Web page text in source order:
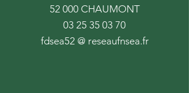
52 000 CHAUMONT
03 25 35 03 70
fdsea52 @ reseaufnsea.fr